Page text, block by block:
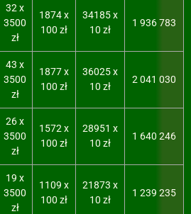
32 x
3500
zł
1874 x
100 zł
34185 x
10 zł
1 936 783
43 x
3500
zł
1877 x
100 zł
36025 x
10 zł
2 041 030
26 x
3500
zł
1572 x
100 zł
28951 x
10 zł
1 640 246
19 x
3500
zł
1109 x
100 zł
21873 x
10 zł
1 239 235